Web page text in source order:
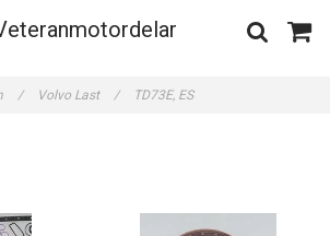
/ Volvo Last / TD73E, ES